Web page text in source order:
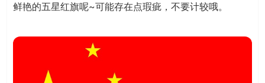
鲜艳的五星红旗呢~可能存在点瑕疵，不要计较哦。